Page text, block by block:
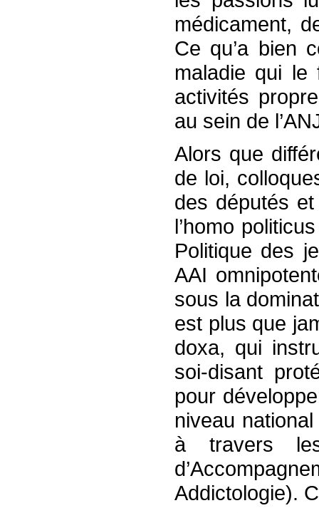
médicament,
Ce qu’a bien
maladie qui le
activités
au sein de
Alors que
de loi,
des députés
l’homo
Politique des
AAI
sous la
est plus que
doxa, qui
soi-disant
pour
niveau
à travers
Addictologie).